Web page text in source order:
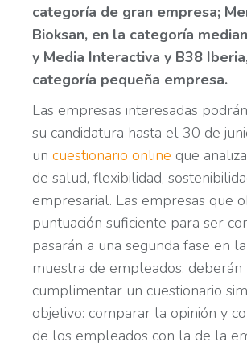
categoría de gran empresa;
Bioksan, en la categoría
y Media Interactiva y B38
categoría pequeña empresa.
Las empresas interesadas
su candidatura hasta el 30 de
un cuestionario online que
de salud, flexibilidad,
empresarial. Las empresas que
puntuación suficiente para ser
pasarán a una segunda fase en
muestra de empleados, deberán
cumplimentar un cuestionario
objetivo: comparar la opinión y
de los empleados con la de la